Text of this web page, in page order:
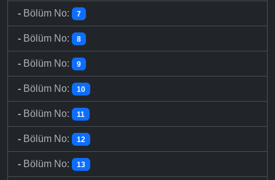
- Bölüm No: 7
- Bölüm No: 8
- Bölüm No: 9
- Bölüm No: 10
- Bölüm No: 11
- Bölüm No: 12
- Bölüm No: 13